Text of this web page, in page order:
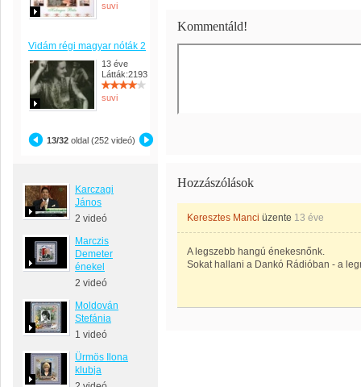
suvi
Vidám régi magyar nóták 2
13 éve
Látták:2193
suvi
13/32 oldal (252 videó)
Karczagi
János
2 videó
Marczis
Demeter
énekel
2 videó
Moldován
Stefánia
1 videó
Ürmös Ilona
klubja
Kommentáld!
Hozzászólások
Keresztes Manci üzente 13 éve
A legszebb hangú énekesnőnk.
Sokat hallani a Dankó Rádióban - a